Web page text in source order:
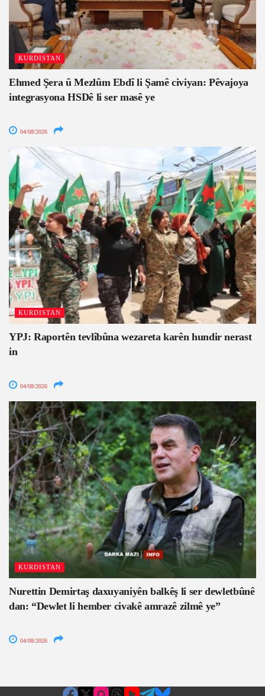
KURDISTAN
Ehmed Şera û Mezlûm Ebdî li Şamê civiyan: Pêvajoya
integrasyona HSDê li ser masê ye
04/08/2026
KURDISTAN
YPJ: Raportên tevlîbûna wezareta karên hundir nerast
in
04/08/2026
KURDISTAN
Nurettin Demirtaş daxuyaniyên balkêş li ser dewletbûnê
dan: “Dewlet li hember civakê amrazê zilmê ye”
04/08/2026